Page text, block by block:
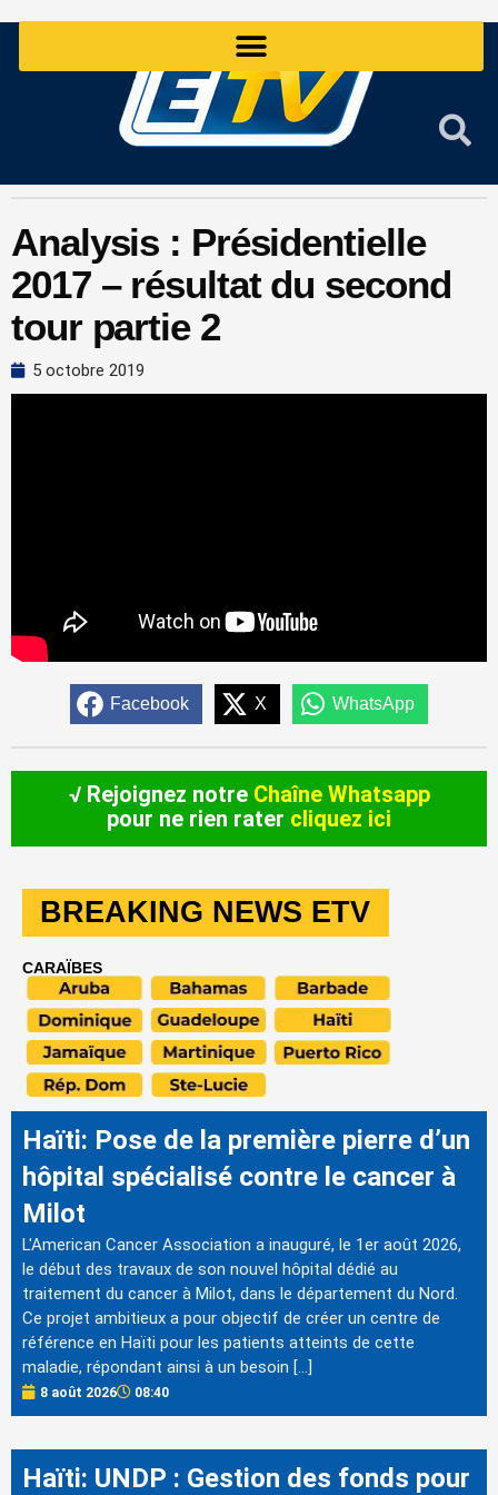
Analysis : Présidentielle
2017 – résultat du second
tour partie 2
5 octobre 2019
Facebook X WhatsApp
√ Rejoignez notre Chaîne Whatsapp
pour ne rien rater cliquez ici
BREAKING NEWS ETV
CARAÏBES
Haïti: Pose de la première pierre d’un
hôpital spécialisé contre le cancer à
Milot
L'American Cancer Association a inauguré, le 1er août 2026,
le début des travaux de son nouvel hôpital dédié au
traitement du cancer à Milot, dans le département du Nord.
Ce projet ambitieux a pour objectif de créer un centre de
référence en Haïti pour les patients atteints de cette
maladie, répondant ainsi à un besoin […]
8 août 2026 08:40
Haïti: UNDP : Gestion des fonds pour